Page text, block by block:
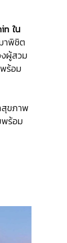
ใน
าพิชิต
งผู้สวม
ร้อม
สุขภาพ
ร้อม